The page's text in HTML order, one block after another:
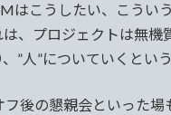
はこうしたい、こうい
、プロジェクトは無
”人”についていくとい
後の懇親会といった場